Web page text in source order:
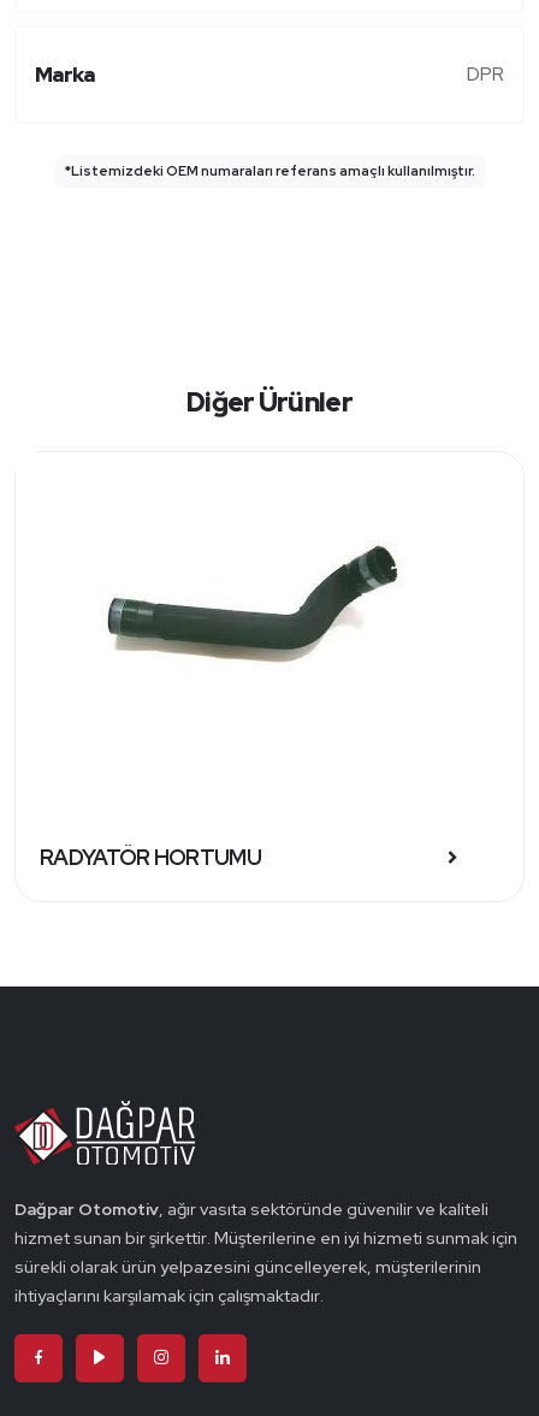
Marka DPR
*Listemizdeki OEM numaraları referans amaçlı kullanılmıştır.
Diğer Ürünler
RADYATÖR HORTUMU
Dağpar Otomotiv, ağır vasıta sektöründe güvenilir ve kaliteli
hizmet sunan bir şirkettir. Müşterilerine en iyi hizmeti sunmak için
sürekli olarak ürün yelpazesini güncelleyerek, müşterilerinin
ihtiyaçlarını karşılamak için çalışmaktadır.